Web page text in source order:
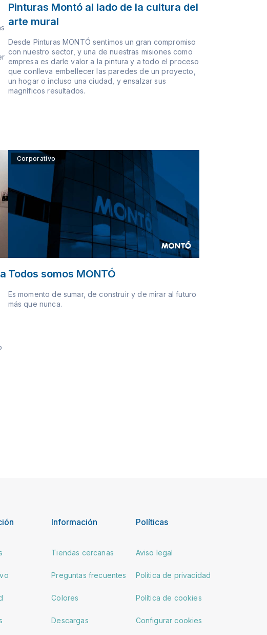
Pinturas Montó al lado de la cultura del
arte mural
Desde Pinturas MONTÓ sentimos un gran compromiso
con nuestro sector, y una de nuestras misiones como
empresa es darle valor a la pintura y a todo el proceso
que conlleva embellecer las paredes de un proyecto,
un hogar o incluso una ciudad, y ensalzar sus
magníficos resultados.
Corporativo
Todos somos MONTÓ
Es momento de sumar, de construir y de mirar al futuro
más que nunca.
Información
Tiendas cercanas
Preguntas frecuentes
Colores
Descargas
Políticas
Aviso legal
Política de privacidad
Política de cookies
Configurar cookies